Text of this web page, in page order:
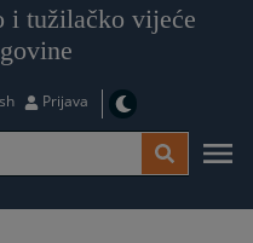
i tužilačko vijeće
Prijava